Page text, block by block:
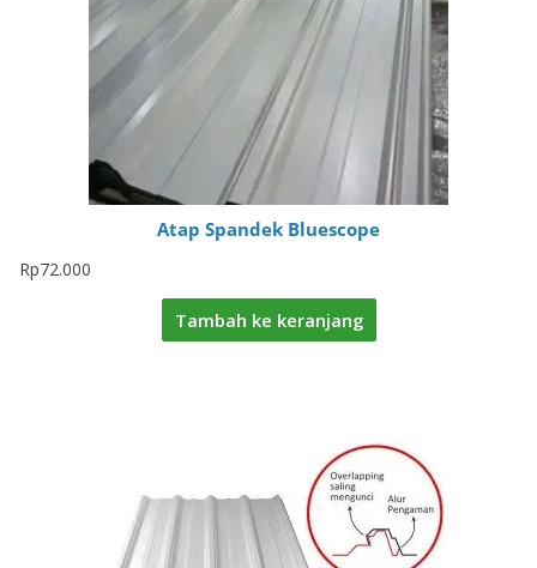
Atap Spandek Bluescope
Rp72.000
Tambah ke keranjang